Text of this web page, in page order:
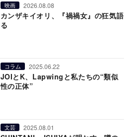
映画 2026.08.08
カンザキイオリ、『禍禍女』の狂気語
る
コラム 2025.06.22
JOIとK、Lapwingと私たちの“類似
性の正体”
文芸 2025.08.01